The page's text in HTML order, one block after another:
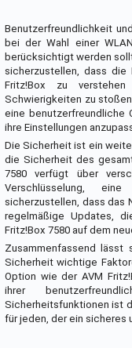
Benutzerfreundlichkeit
bei der Wahl einer
berücksichtigt werden
sicherzustellen, dass
Fritz!Box zu
Schwierigkeiten zu
eine benutzerfreundliche
ihre Einstellungen
Die Sicherheit ist ein
die Sicherheit des
7580 verfügt über
Verschlüsselung,
sicherzustellen, dass das
regelmäßige Updates,
Fritz!Box 7580 auf dem
Zusammenfassend lässt
Sicherheit wichtige
Option wie der AVM
ihrer
Sicherheitsfunktionen ist
für jeden, der ein sicheres